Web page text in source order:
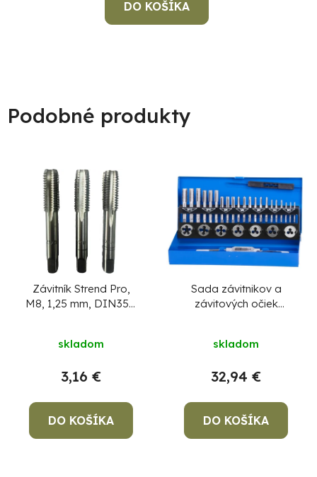
DO KOŠÍKA
Podobné produkty
Závitník Strend Pro,
M8, 1,25 mm, DIN352,
skladom
3,16 €
DO KOŠÍKA
Sada závitnikov a
závitových očiek
M12
skladom
32,94 €
DO KOŠÍKA